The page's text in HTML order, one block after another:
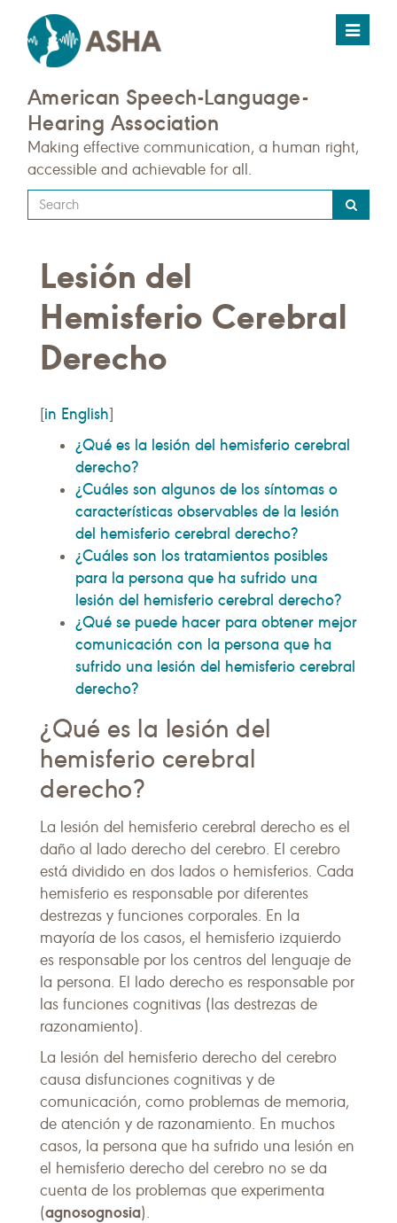
Toggle
American Speech-Language-
Hearing Association
Making effective communication, a human right,
accessible and achievable for all.
Type
your
query
here
Lesión del
Hemisferio Cerebral
Derecho
[in English]
¿Qué es la lesión del hemisferio cerebral
derecho?
¿Cuáles son algunos de los síntomas o
características observables de la lesión
del hemisferio cerebral derecho?
¿Cuáles son los tratamientos posibles
para la persona que ha sufrido una
lesión del hemisferio cerebral derecho?
¿Qué se puede hacer para obtener mejor
comunicación con la persona que ha
sufrido una lesión del hemisferio cerebral
derecho?
¿Qué es la lesión del
hemisferio cerebral
derecho?
La lesión del hemisferio cerebral derecho es el
daño al lado derecho del cerebro. El cerebro
está dividido en dos lados o hemisferios. Cada
hemisferio es responsable por diferentes
destrezas y funciones corporales. En la
mayoría de los casos, el hemisferio izquierdo
es responsable por los centros del lenguaje de
la persona. El lado derecho es responsable por
las funciones cognitivas (las destrezas de
razonamiento).
La lesión del hemisferio derecho del cerebro
causa disfunciones cognitivas y de
comunicación, como problemas de memoria,
de atención y de razonamiento. En muchos
casos, la persona que ha sufrido una lesión en
el hemisferio derecho del cerebro no se da
cuenta de los problemas que experimenta
(agnosognosia).